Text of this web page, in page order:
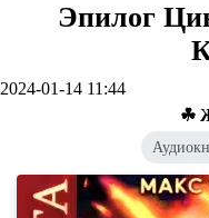
Эпилог
2024-01-14 11:44
☘